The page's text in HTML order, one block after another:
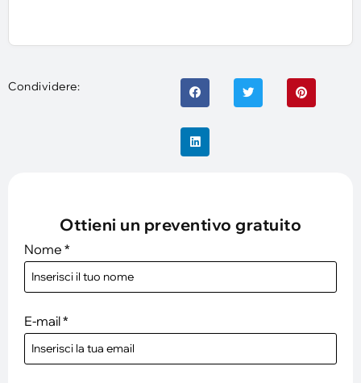
Condividere:
Ottieni un preventivo gratuito
Nome *
E-mail*